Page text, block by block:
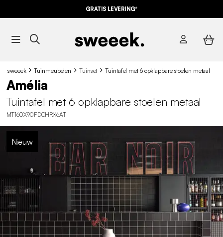
GRATIS LEVERING*
sweeek Tuinmeubelen Tuinset Tuintafel met 6 opklapbare stoelen metaal
Amélia
Tuintafel met 6 opklapbare stoelen metaal
MT160X90FDCHRX6AT
Nieuw